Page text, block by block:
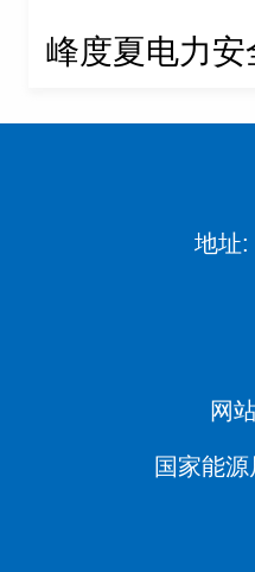
峰度夏电力安
地址:
网
国家能